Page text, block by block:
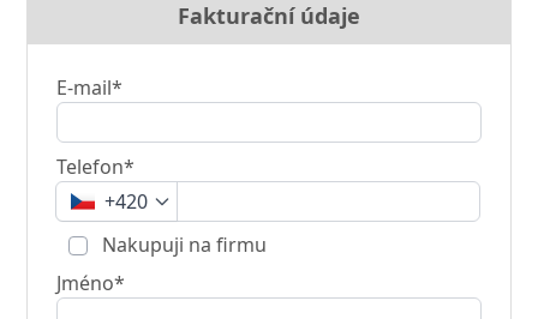
Fakturační údaje
E-mail*
Telefon*
+420
Nakupuji na firmu
Jméno*